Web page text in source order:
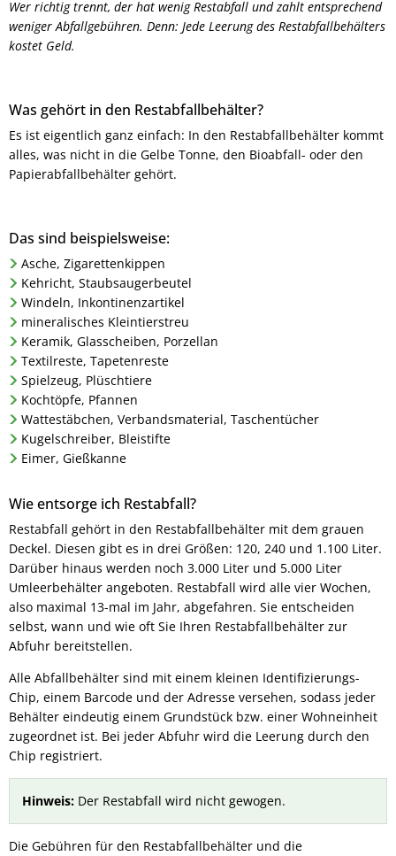
Wer richtig trennt, der hat wenig Restabfall und zahlt entsprechend
weniger Abfallgebühren. Denn: Jede Leerung des Restabfallbehälters
kostet Geld.
Was gehört in den Restabfallbehälter?
Es ist eigentlich ganz einfach: In den Restabfallbehälter kommt
alles, was nicht in die Gelbe Tonne, den Bioabfall- oder den
Papierabfallbehälter gehört.
Das sind beispielsweise:
Asche, Zigarettenkippen
Kehricht, Staubsaugerbeutel
Windeln, Inkontinenzartikel
mineralisches Kleintierstreu
Keramik, Glasscheiben, Porzellan
Textilreste, Tapetenreste
Spielzeug, Plüschtiere
Kochtöpfe, Pfannen
Wattestäbchen, Verbandsmaterial, Taschentücher
Kugelschreiber, Bleistifte
Eimer, Gießkanne
Wie entsorge ich Restabfall?
Restabfall gehört in den Restabfallbehälter mit dem grauen
Deckel. Diesen gibt es in drei Größen: 120, 240 und 1.100 Liter.
Darüber hinaus werden noch 3.000 Liter und 5.000 Liter
Umleerbehälter angeboten. Restabfall wird alle vier Wochen,
also maximal 13-mal im Jahr, abgefahren. Sie entscheiden
selbst, wann und wie oft Sie Ihren Restabfallbehälter zur
Abfuhr bereitstellen.
Alle Abfallbehälter sind mit einem kleinen Identifizierungs-
Chip, einem Barcode und der Adresse versehen, sodass jeder
Behälter eindeutig einem Grundstück bzw. einer Wohneinheit
zugeordnet ist. Bei jeder Abfuhr wird die Leerung durch den
Chip registriert.
Hinweis: Der Restabfall wird nicht gewogen.
Die Gebühren für den Restabfallbehälter und die